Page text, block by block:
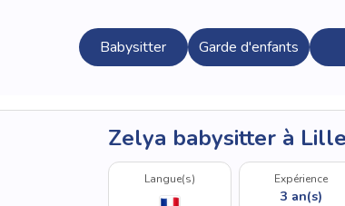
Babysitter Garde d'enfants
Zelya babysitter à Lille
Langue(s) Expérience
3 an(s)